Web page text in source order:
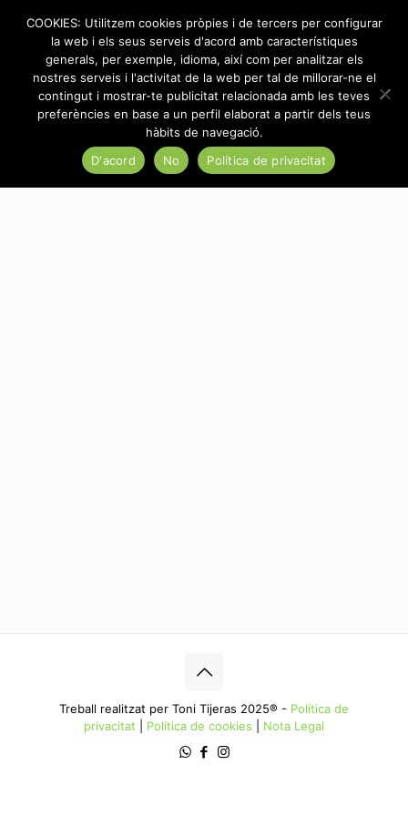
Categories Tags Authors Show all
There are no posts on the list.
Treball realitzat per Toni Tijeras 2025® - Política de
privacitat
Política de cookies Nota Legal
COOKIES: Utilitzem cookies pròpies i de tercers per configurar
la web i els seus serveis d'acord amb característiques
generals, per exemple, idioma, així com per analitzar els
nostres serveis i l'activitat de la web per tal de millorar-ne el
contingut i mostrar-te publicitat relacionada amb les teves
preferències en base a un perfil elaborat a partir dels teus
hàbits de navegació.
D'acord
No Política de privacitat